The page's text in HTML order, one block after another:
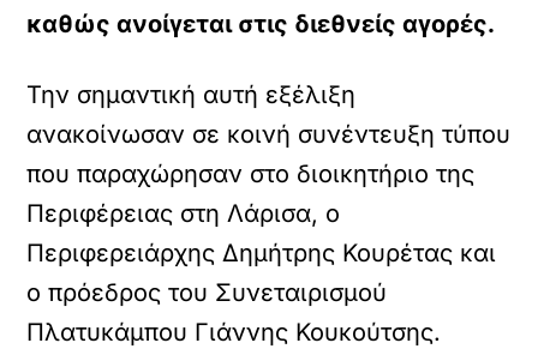
καθώς ανοίγεται στις διεθνείς αγορές.
Την σημαντική αυτή εξέλιξη
ανακοίνωσαν σε κοινή συνέντευξη τύπου
που παραχώρησαν στο διοικητήριο της
Περιφέρειας στη Λάρισα, ο
Περιφερειάρχης Δημήτρης Κουρέτας και
ο πρόεδρος του Συνεταιρισμού
Πλατυκάμπου Γιάννης Κουκούτσης.